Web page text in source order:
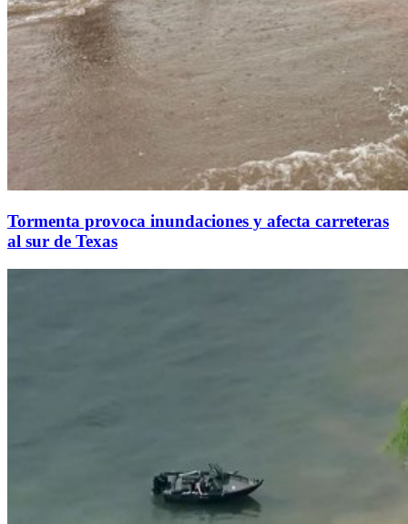
Tormenta provoca inundaciones y afecta carreteras
al sur de Texas